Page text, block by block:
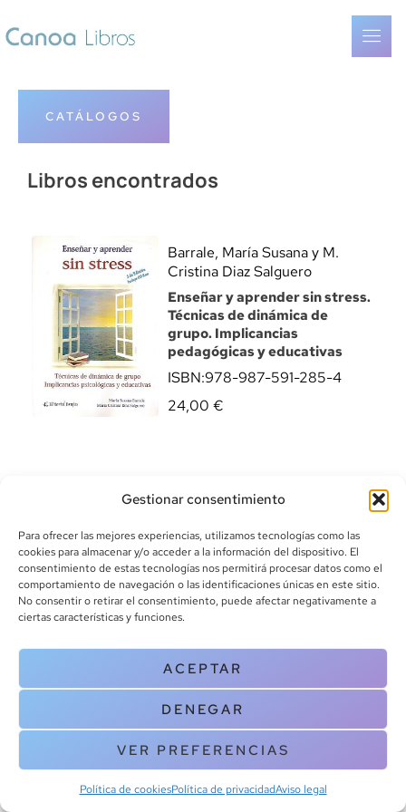
Gestionar consentimiento
Para ofrecer las mejores experiencias, utilizamos tecnologías como las
cookies para almacenar y/o acceder a la información del dispositivo. El
consentimiento de estas tecnologías nos permitirá procesar datos como el
comportamiento de navegación o las identificaciones únicas en este sitio.
No consentir o retirar el consentimiento, puede afectar negativamente a
ciertas características y funciones.
ACEPTAR
DENEGAR
VER PREFERENCIAS
Política de cookiesPolítica de privacidadAviso legal
CATÁLOGOS
Libros encontrados
Barrale, María Susana y M.
Cristina Diaz Salguero
Enseñar y aprender sin stress.
Técnicas de dinámica de
grupo. Implicancias
pedagógicas y educativas
ISBN:978-987-591-285-4
24,00 €
info@canoalibros.com
pedidos@canoalibros.com
+34 934 242 391
CONTACTO
Copyright © 2025 Canoa Libros. All Rights Reserved |
cookies
| Aviso legal